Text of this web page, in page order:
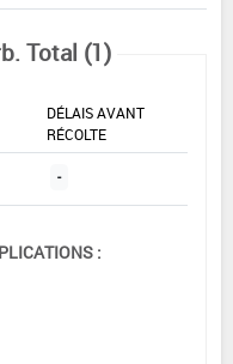
Total (1)
DÉLAIS AVANT
RÉCOLTE
-
: